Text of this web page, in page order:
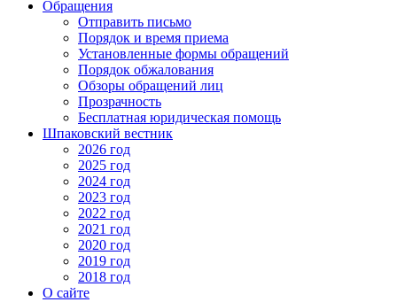
Обращения
Отправить письмо
Порядок и время приема
Установленные формы обращений
Порядок обжалования
Обзоры обращений лиц
Прозрачность
Бесплатная юридическая помощь
Шпаковский вестник
2026 год
2025 год
2024 год
2023 год
2022 год
2021 год
2020 год
2019 год
2018 год
О сайте